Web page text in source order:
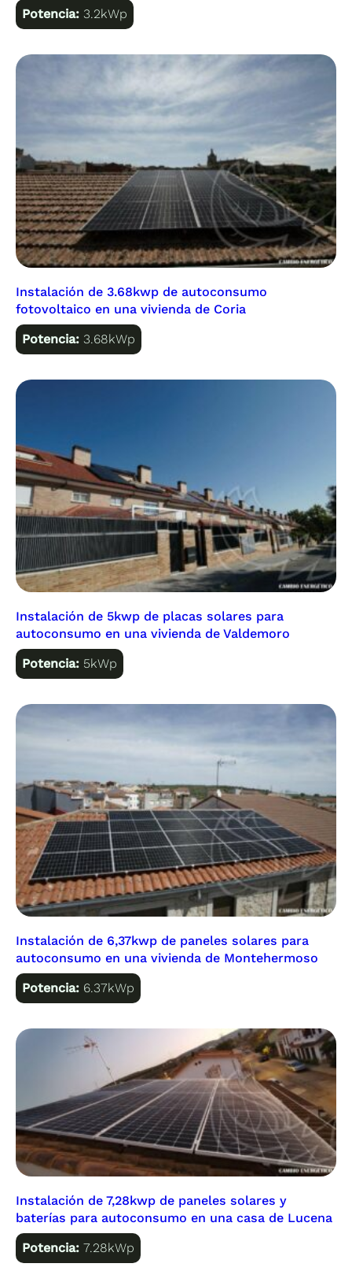
Potencia:3.2kWp
Instalación de 3.68kwp de autoconsumo
fotovoltaico en una vivienda de Coria
Potencia:3.68kWp
Instalación de 5kwp de placas solares para
autoconsumo en una vivienda de Valdemoro
Potencia: 5kWp
Instalación de 6,37kwp de paneles solares para
autoconsumo en una vivienda de Montehermoso
Potencia: 6.37kWp
Instalación de 7,28kwp de paneles solares y
baterías para autoconsumo en una casa de Lucena
Potencia:7.28kWp